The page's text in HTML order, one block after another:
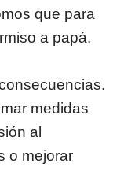
que para
a papá.
medidas
al
o mejorar